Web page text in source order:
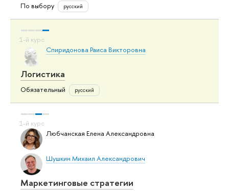
По выбору русский
Спиридонова Раиса Викторовна
Логистика
Обязательный русский
Любчанская Елена Александровна
Шушкин Михаил Александрович
Маркетинговые стратегии